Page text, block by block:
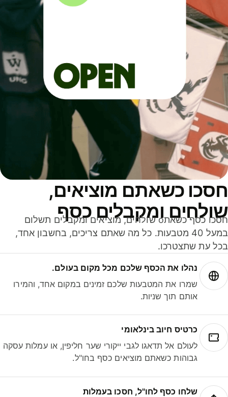
כשאתם מוציאים,
ומקבלים כסף
חסכו כסף כשאתo שולחים, מוציאים ומקבלים תשלום
במעל 40 מטבעות. כל מה שאתם צריכים, בחשבון אחד,
עת שתצטרכו.
נהלו את הכסף שלכם מכל מקום בעולם.
שמרו את המטבעות שלכם זמינים במקום אחד, והמירו
אותם תוך שניות.
כרטיס חיוב בינלאומי
לעולם אל תדאגו לגבי ייקורי שער חליפין, או עמלות עסקה
גבוהות כשאתם מוציאים כסף בחו"ל.
שלחו כסף לחו"ל, חסכו בעמלות